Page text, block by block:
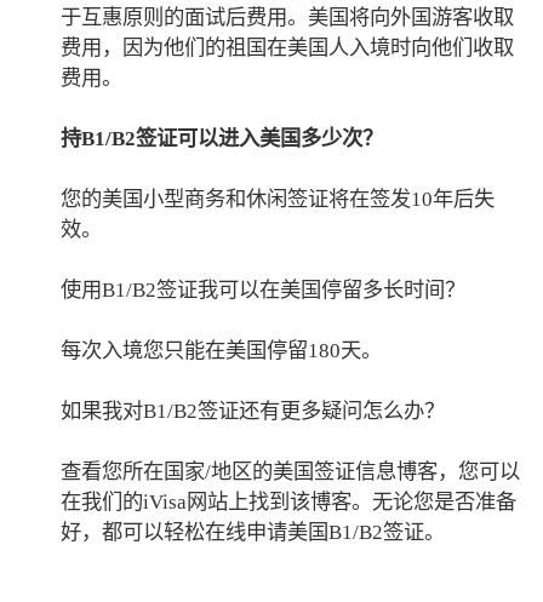
于互惠原则的面试后费用。美国将向外国游客收取
费用，因为他们的祖国在美国人入境时向他们收取
费用。
持B1/B2签证可以进入美国多少次？
您的美国小型商务和休闲签证将在签发10年后失
效。
使用B1/B2签证我可以在美国停留多长时间？
每次入境您只能在美国停留180天。
如果我对B1/B2签证还有更多疑问怎么办？
查看您所在国家/地区的美国签证信息博客，您可以
在我们的iVisa网站上找到该博客。无论您是否准备
好，都可以轻松在线申请美国B1/B2签证。